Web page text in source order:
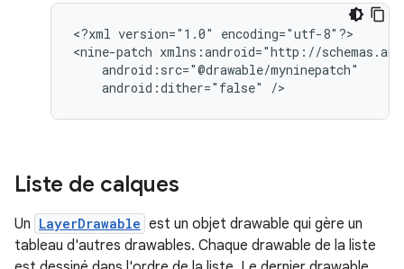
<?xml version="1.0"
encoding="utf-8"?>
<nine-patch
android:dither="false"
/>
Liste de calques
Un LayerDrawable est un objet drawable qui gère un
tableau d'autres drawables. Chaque drawable de la liste